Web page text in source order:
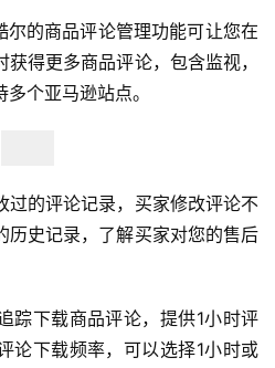
尔的商品评论管理功能可让您在
得更多商品评论，包含监视，
个亚马逊站点。
过的评论记录，买家修改评论不
历史记录，了解买家对您的售后
踪下载商品评论，提供1小时评
论下载频率，可以选择1小时或